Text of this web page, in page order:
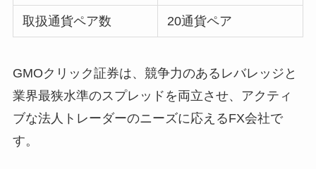
取扱通貨ペア数 20通貨ペア
GMOクリック証券は、競争力のあるレバレッジと
業界最狭水準のスプレッドを両立させ、アクティ
ブな法人トレーダーのニーズに応えるFX会社で
す。